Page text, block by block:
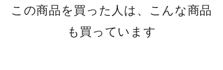
この商品を買った人は、こんな商品
も買っています